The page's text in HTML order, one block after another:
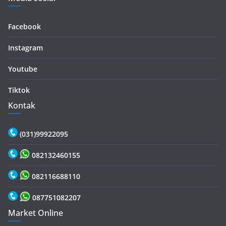
Facebook
Instagram
Youtube
Tiktok
Kontak
(031)99922095
082132460155
082116688110
087751082207
Market Online